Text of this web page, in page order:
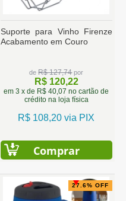
Suporte para Vinho Firenze
Acabamento em Couro
deR$ 127,74por
R$ 120,22
em 3 x de R$ 40,07 no cartão de
crédito na loja física
R$ 108,20 via PIX
Comprar
27.6% OFF